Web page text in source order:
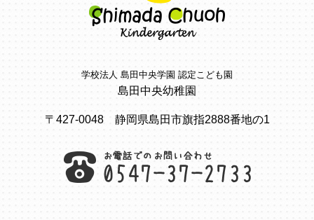
学校法人 島田中央学園 認定こども園
島田中央幼稚園
〒427-0048 静岡県島田市旗指2888番地の1